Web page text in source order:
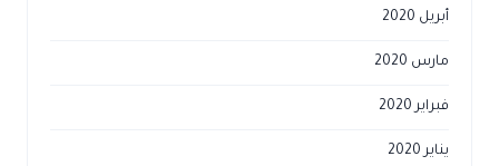
أبريل 2020
مارس 2020
فبراير 2020
يناير 2020